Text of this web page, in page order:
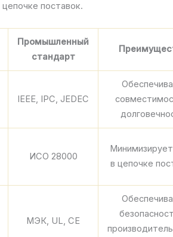
поставок.
Промышленный
стандарт
IEEE, IPC, JEDEC
ИСО 28000
в цепочке
МЭК, UL, CE